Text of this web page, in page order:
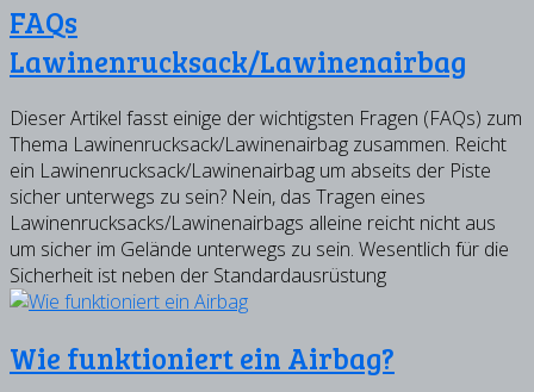
FAQs
Lawinenrucksack/Lawinenairbag
Dieser Artikel fasst einige der wichtigsten Fragen (FAQs) zum
Thema Lawinenrucksack/Lawinenairbag zusammen. Reicht
ein Lawinenrucksack/Lawinenairbag um abseits der Piste
sicher unterwegs zu sein? Nein, das Tragen eines
Lawinenrucksacks/Lawinenairbags alleine reicht nicht aus
um sicher im Gelände unterwegs zu sein. Wesentlich für die
Sicherheit ist neben der Standardausrüstung
Wie funktioniert ein Airbag?